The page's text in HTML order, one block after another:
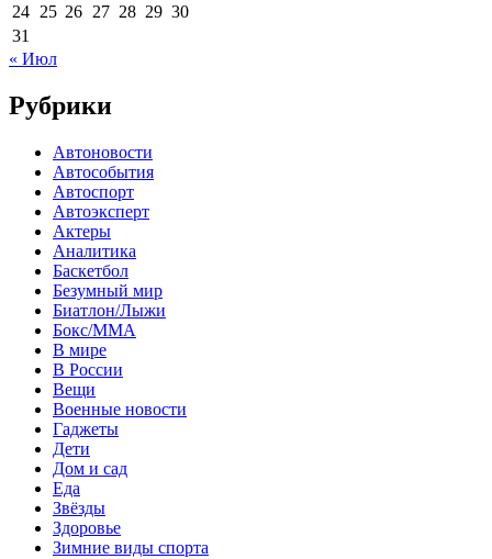
24 25 26 27 28 29 30
31
« Июл
Рубрики
Автоновости
Автособытия
Автоспорт
Автоэксперт
Актеры
Аналитика
Баскетбол
Безумный мир
Биатлон/Лыжи
Бокс/MMA
В мире
В России
Вещи
Военные новости
Гаджеты
Дети
Дом и сад
Еда
Звёзды
Здоровье
Зимние виды спорта